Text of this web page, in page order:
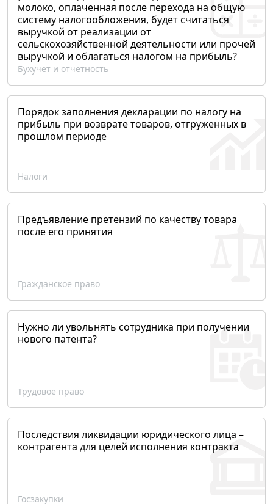
молоко, оплаченная после перехода на общую
систему налогообложения, будет считаться
выручкой от реализации от
сельскохозяйственной деятельности или прочей
выручкой и облагаться налогом на прибыль?
Бухучет и отчетность
Порядок заполнения декларации по налогу на
прибыль при возврате товаров, отгруженных в
прошлом периоде
Налоги
Предъявление претензий по качеству товара
после его принятия
Гражданское право
Нужно ли увольнять сотрудника при получении
нового патента?
Трудовое право
Последствия ликвидации юридического лица –
контрагента для целей исполнения контракта
Госзакупки